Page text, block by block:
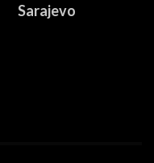
Sarajevo